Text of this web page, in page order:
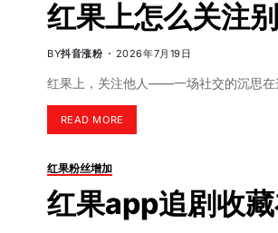
红果上怎么关注
BY抖音涨粉 2026年7月19日
红果上，关注他人——一场社交的沉思
READ MORE
红果粉丝增加
红果app追剧收